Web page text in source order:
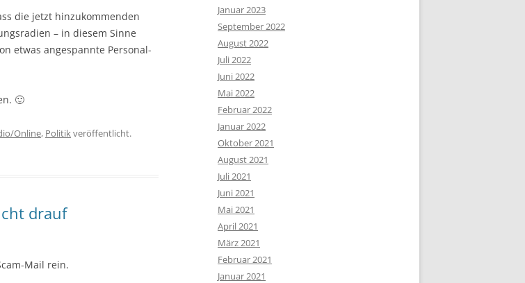
die jetzt hinzukommenden
– in diesem Sinne
etwas angespannte Personal-
🙂
Online, Politikveröffentlicht.
drauf
Mail rein.
Januar 2023
September 2022
August 2022
Juli 2022
Juni 2022
Mai 2022
Februar 2022
Januar 2022
Oktober 2021
August 2021
Juli 2021
Juni 2021
Mai 2021
April 2021
März 2021
Februar 2021
Januar 2021